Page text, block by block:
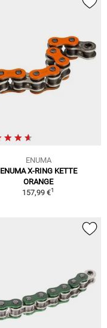
ENUMA
ENUMA X-RING KETTE
ORANGE
157,99 €1